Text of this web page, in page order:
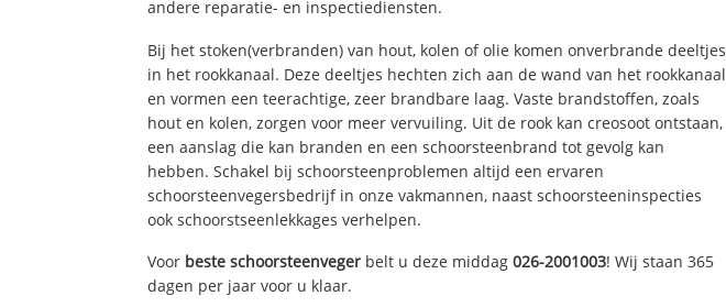
andere reparatie- en inspectiediensten.
Bij het stoken(verbranden) van hout, kolen of olie komen onverbrande deeltjes
in het rookkanaal. Deze deeltjes hechten zich aan de wand van het rookkanaal
en vormen een teerachtige, zeer brandbare laag. Vaste brandstoffen, zoals
hout en kolen, zorgen voor meer vervuiling. Uit de rook kan creosoot ontstaan,
een aanslag die kan branden en een schoorsteenbrand tot gevolg kan
hebben. Schakel bij schoorsteenproblemen altijd een ervaren
schoorsteenvegersbedrijf in onze vakmannen, naast schoorsteeninspecties
ook schoorstseenlekkages verhelpen.
Voor beste schoorsteenveger belt u deze middag026-2001003! Wij staan 365
dagen per jaar voor u klaar.